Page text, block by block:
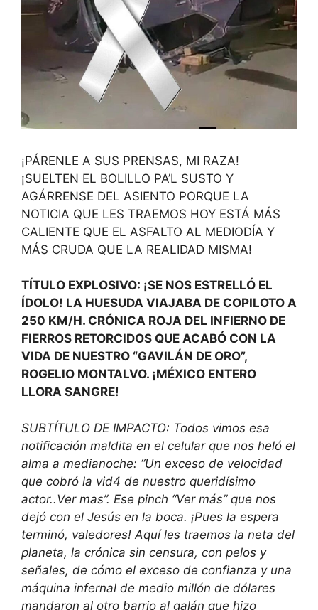
¡PÁRENLE A SUS PRENSAS, MI RAZA!
¡SUELTEN EL BOLILLO PA’L SUSTO Y
AGÁRRENSE DEL ASIENTO PORQUE LA
NOTICIA QUE LES TRAEMOS HOY ESTÁ MÁS
CALIENTE QUE EL ASFALTO AL MEDIODÍA Y
MÁS CRUDA QUE LA REALIDAD MISMA!
TÍTULO EXPLOSIVO: ¡SE NOS ESTRELLÓ EL
ÍDOLO! LA HUESUDA VIAJABA DE COPILOTO A
250 KM/H. CRÓNICA ROJA DEL INFIERNO DE
FIERROS RETORCIDOS QUE ACABÓ CON LA
VIDA DE NUESTRO “GAVILÁN DE ORO”,
ROGELIO MONTALVO. ¡MÉXICO ENTERO
LLORA SANGRE!
SUBTÍTULO DE IMPACTO: Todos vimos esa
notificación maldita en el celular que nos heló el
alma a medianoche: “Un exceso de velocidad
que cobró la vid4 de nuestro queridísimo
actor..Ver mas”. Ese pinch “Ver más” que nos
dejó con el Jesús en la boca. ¡Pues la espera
terminó, valedores! Aquí les traemos la neta del
planeta, la crónica sin censura, con pelos y
señales, de cómo el exceso de confianza y una
máquina infernal de medio millón de dólares
mandaron al otro barrio al galán que hizo